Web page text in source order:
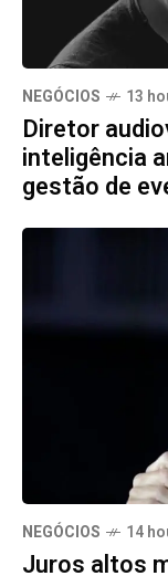
NEGÓCIOS 13
Diretor
inteligência
gestão de
NEGÓCIOS 14
Juros altos